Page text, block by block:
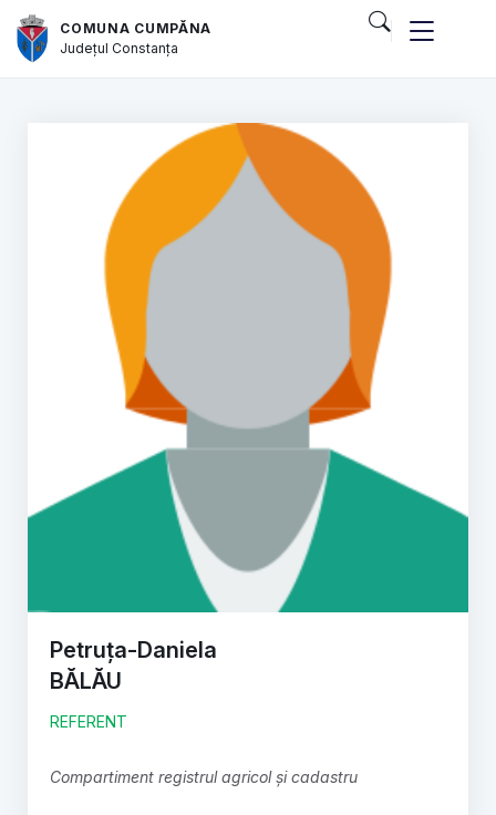
COMUNA CUMPĂNA
JudețulConstanța
Petruța-Daniela
BĂLĂU
REFERENT
Compartiment registrul agricol și cadastru